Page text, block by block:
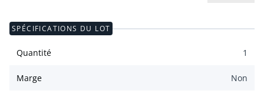
SPÉCIFICATIONS DU LOT
Quantité 1
Marge Non